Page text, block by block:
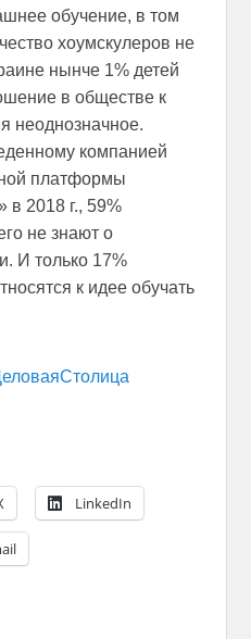
обучение, в том
хоумскулеров не
нынче 1% детей
в обществе к
неоднозначное.
компанией
платформы
в 2018 г., 59%
не знают о
И только 17%
к идее обучать
LinkedIn